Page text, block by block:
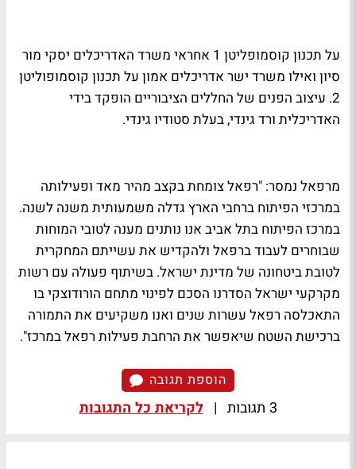
על תכנון קוסמופליטן 1 אחראי משרד האדריכלים יסקי מור
סיון ואילו משרד ישר אדריכלים אמון על תכנון קוסמופוליטן
2. עיצוב הפנים של החללים הציבוריים הופקד בידי
האדריכלית ורד גינדי, בעלת סטודיו גינדי.
מרפאל נמסר: "רפאל צומחת בקצב מהיר מאד ופעילותה
במרכזי הפיתוח ברחבי הארץ גדלה משמעותית משנה לשנה.
במרכז הפיתוח בתל אביב אנו נותנים מענה לטובי המוחות
שבוחרים לעבוד ברפאל ולהקדיש את עשייתם המחקרית
לטובת ביטחונה של מדינת ישראל. בשיתוף פעולה עם רשות
מקרקעי ישראל הסדרנו הסכם לפינוי מתחם הורודוצקי בו
התאכלסה רפאל עשרות שנים ואנו משקיעים את התמורה
ברכישת השטח שיאפשר את הרחבת פעילות רפאל במרכז".
הוספת תגובה
3 תגובות | לקריאת כל התגובות